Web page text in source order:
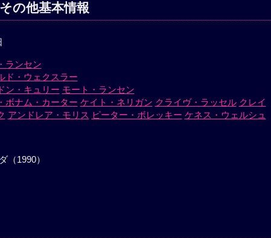
の他基本情報
ランセン
ド・ウェクスラー
ン・キュリー モート・ランセン
ボナム・カーター ケイト・ネリガン クライヴ・ラッセル クレイ
アンドレア・モリス ピーター・ボレッキー ケネス・ウェルシュ
（1990）